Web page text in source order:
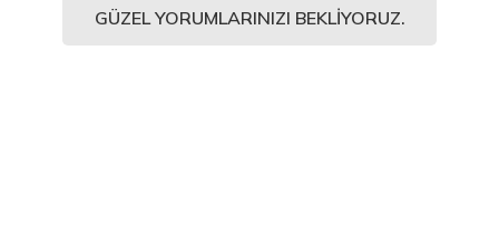
GÜZEL YORUMLARINIZI BEKLIYORUZ.